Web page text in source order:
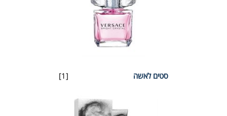
[1] סטים לאשה